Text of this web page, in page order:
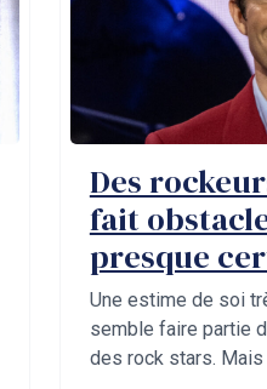
Des
fait
presque
Une estime de soi
semble faire partie
des rock stars.